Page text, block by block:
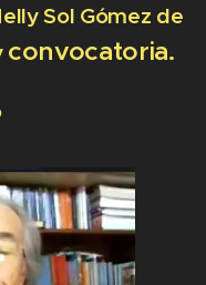
Sol Gómez de
convocatoria.